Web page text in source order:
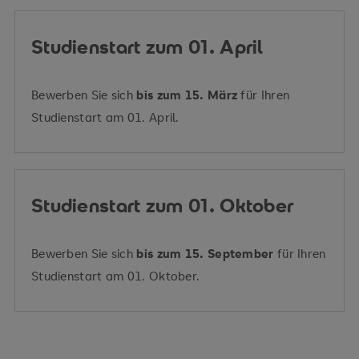
Studienstart zum 01. April
Bewerben Sie sich bis zum 15. März für Ihren
Studienstart am 01. April.
Studienstart zum 01. Oktober
Bewerben Sie sich bis zum 15. September für Ihren
Studienstart am 01. Oktober.